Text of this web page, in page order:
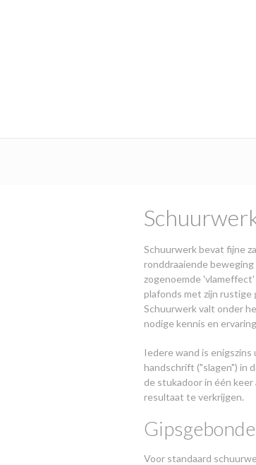
Schuurwerk bevat fijne
ronddraaiende
zogenoemde
plafonds met zijn rustige
Schuurwerk valt onder
nodige kennis en
Iedere wand is
handschrift ("slagen") in
de stukadoor in één
resultaat te verkrijgen.
Voor standaard